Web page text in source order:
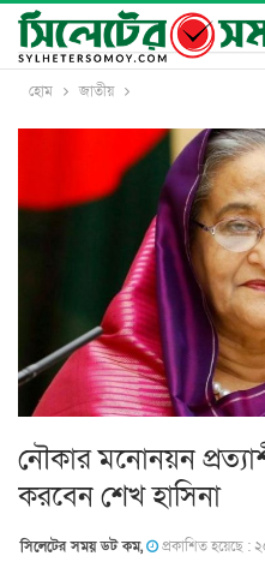
হোম জাতীয়
নৌকার মনোনয়ন
করবেন শেখ হাসিনা
সিলেটের সময় ডট কম, প্রকাশিত হয়েছে :